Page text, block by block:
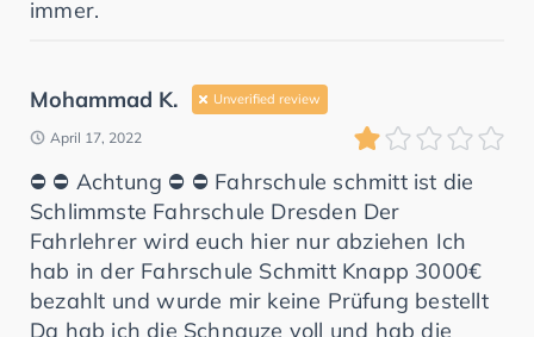
immer.
Mohammad K. Unverified review
April 17, 2022
⛔️ ⛔️ Achtung ⛔️ ⛔️ Fahrschule schmitt ist die
Schlimmste Fahrschule Dresden Der
Fahrlehrer wird euch hier nur abziehen Ich
hab in der Fahrschule Schmitt Knapp 3000€
bezahlt und wurde mir keine Prüfung bestellt
Da hab ich die Schnauze voll und hab die